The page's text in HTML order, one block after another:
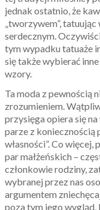
jednak ostatnio, że
„tworzywem”,
serdecznym.
tym wypadku tatuaże
się także wybierać
wzory.
Ta moda z pewnością
zrozumieniem.
przysięga opiera się
parze z koniecznością
własności”. Co
par małżeńskich –
członkowie rodziny,
wybranej przez nas
argumentem
poza tym jego